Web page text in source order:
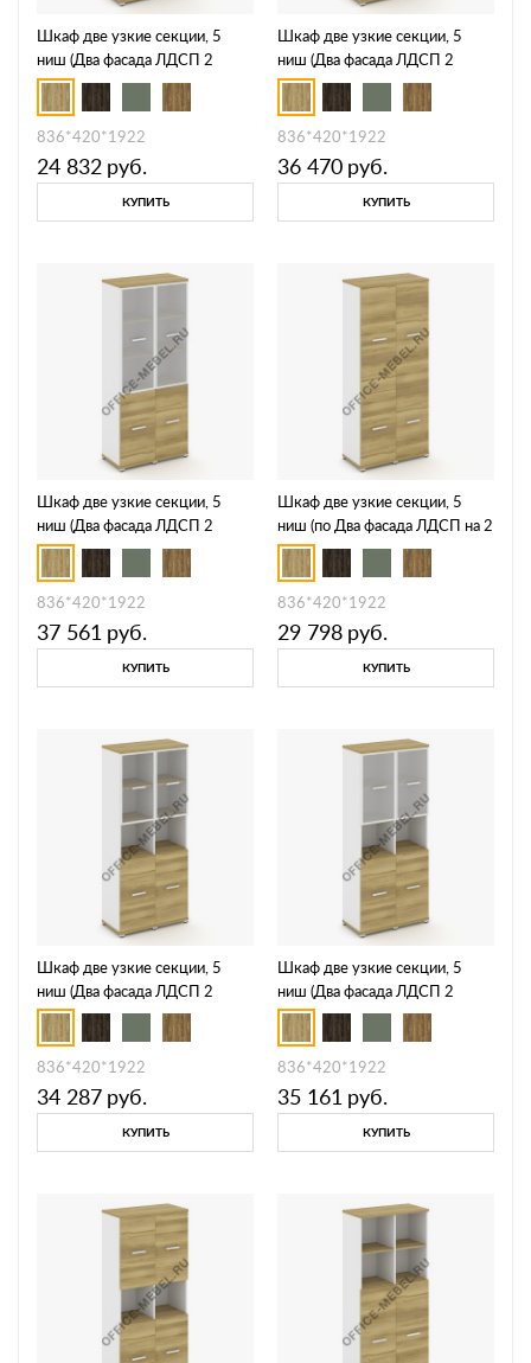
Шкаф две узкие секции, 5
ниш (Два фасада ЛДСП 2
ниши) CN.STU-521
836*420*1922
24 832 руб.
КУПИТЬ
Шкаф две узкие секции, 5
ниш (Два фасада ЛДСП 2
ниши + два фасада стекло
прозрачное в раме, 3 ниши)
CN.STU-522 RPB
836*420*1922
36 470 руб.
КУПИТЬ
Шкаф две узкие секции, 5
ниш (Два фасада ЛДСП 2
ниши + два фасада стекло
белое матовое в раме, 3 ниши)
CN.STU-522 RMB
836*420*1922
37 561 руб.
КУПИТЬ
Шкаф две узкие секции, 5
ниш (по Два фасада ЛДСП на 2
и 3 ниши ) CN.STU-522 A
836*420*1922
29 798 руб.
КУПИТЬ
Шкаф две узкие секции, 5
ниш (Два фасада ЛДСП 2
ниши + два фасада стекло
прозрачное в раме, 2 ниши)
CN.STU-523 RPB
836*420*1922
34 287 руб.
КУПИТЬ
Шкаф две узкие секции, 5
ниш (Два фасада ЛДСП 2
ниши + два фасада стекло
белое матовое в раме, 2 ниши)
CN.STU-523 RMB
836*420*1922
35 161 руб.
КУПИТЬ